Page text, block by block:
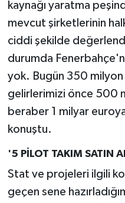
kaynağı yaratma
mevcut şirketlerinin
ciddi şekilde
durumda
yok. Bugün 350
gelirlerimizi önce 500
beraber 1 milyar
konuştu.
'5 PİLOT TAKIM SATIN
Stat ve projeleri ilgili
geçen sene